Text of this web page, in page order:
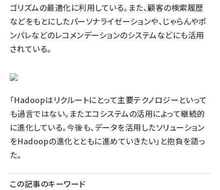
ゴリズムの最適化に利用している。また、顧客の検索履歴
などをもとにしたパーソナライゼーションや、じゃらんやポ
ンパレなどのレコメンデーションのシステムなどにも活用
されている。
「Hadoopはリクルートにとって主要テクノロジーといって
も過言ではない。またエコシステムの活用によって継続的
に進化している。今後も、データを活用したソリューション
をHadoopの進化とともに進めていきたい」と抱負を語っ
た。
この記事のキーワード